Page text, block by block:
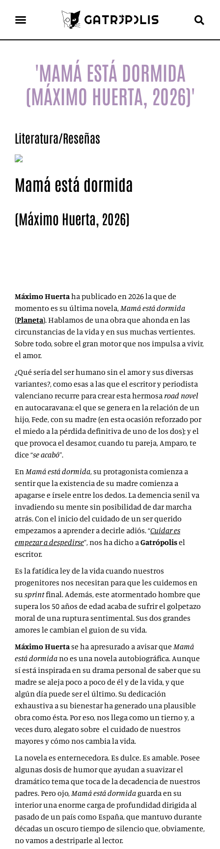
'MAMÁ ESTÁ DORMIDA
(MÁXIMO HUERTA, 2026)'
Literatura/Reseñas
Mamá está dormida
(Máximo Huerta, 2026)
Máximo Huertaha publicado en 2026 la que de
momento es su última novela,Mamá está dormida
(Planeta). Hablamos de una obra que ahonda en las
circunstancias de la vida y en sus muchas vertientes.
Sobre todo, sobre el gran motor que nos impulsa a vivir,
el amor.
¿Qué sería del ser humano sin el amor y sus diversas
variantes?, como esas a las que el escritor y periodista
valenciano recurre para crear esta hermosa road novel
en autocaravana: el que se genera en la relación de un
hijo, Fede, con su madre (en esta ocasión reforzado por
el miedo a la pérdida definitiva de uno de los dos); y el
que provoca el desamor, cuando tu pareja, Amparo, te
dice “se acabó”.
EnMamá está dormida, su protagonista comienza a
sentir que la existencia de su madre comienza a
apagarse e írsele entre los dedos. La demencia senil va
invadiendo su mente sin posibilidad de dar marcha
atrás. Con el inicio del cuidado de un ser querido
empezamos a aprender a decirle adiós. “Cuidar es
empezar a despedirse”, nos ha dicho aGatrópolisel
escritor.
Es la fatídica ley de la vida cuando nuestros
progenitores nos necesitan para que les cuidemos en
susprintfinal. Además, este atormentado hombre que
supera los 50 años de edad acaba de sufrir el golpetazo
moral de una ruptura sentimental. Sus dos grandes
amores le cambian el guion de su vida.
Máximo Huertase ha apresurado a avisar que Mamá
está dormidano es una novela autobiográfica. Aunque
sí está inspirada en su drama personal de saber que su
madre se aleja poco a poco de él y de la vida, y que
algún día puede ser el último. Su dedicación
exhaustiva a su bienestar ha generado una plausible
obra como ésta. Por eso, nos llega como un tierno y, a
veces duro, alegato sobre el cuidado de nuestros
mayores y cómo nos cambia la vida.
La novela es enternecedora. Es dulce. Es amable. Posee
algunas dosis de humor que ayudan a suavizar el
dramático tema que toca de la decadencia de nuestros
padres. Pero ojo,Mamá está dormida guarda en su
interior una enorme carga de profundidad dirigida al
pasado de un país como España, que mantuvo durante
décadas un oscuro tiempo de silencio que, obviamente,
no vamos a destriparle al lector.